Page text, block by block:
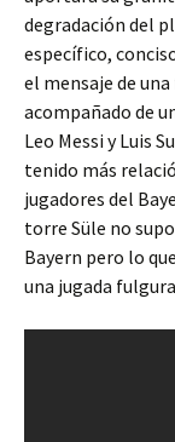
degradación del
específico,
el mensaje de
acompañado de
Leo Messi y Luis
tenido más
jugadores del
torre Süle no
Bayern pero lo
una jugada